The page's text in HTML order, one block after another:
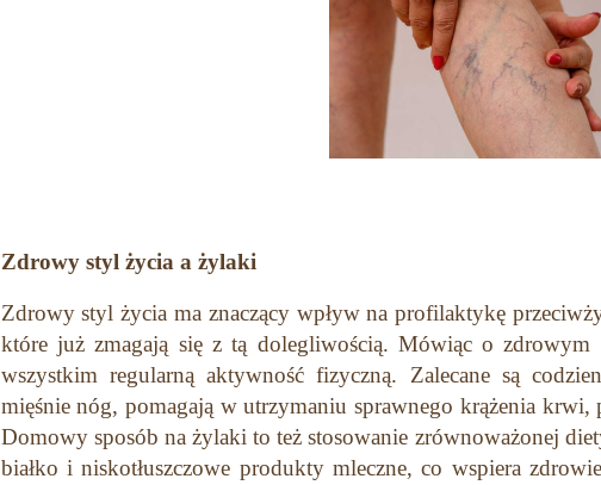
Zdrowy styl życia a żylaki
Zdrowy styl życia ma znaczący wpływ na profilaktykę
które już zmagają się z tą dolegliwością. Mówiąc o
wszystkim regularną aktywność fizyczną. Zalecane są
mięśnie nóg, pomagają w utrzymaniu sprawnego krążenia krwi,
Domowy sposób na żylaki to też stosowanie zrównoważonej
białko i niskotłuszczowe produkty mleczne, co wspiera